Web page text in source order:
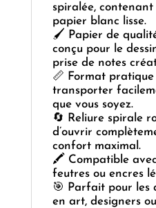
spiralée,
papier blanc lisse.
🖌️ Papier de
conçu pour le
prise de notes
📏 Format
transporter
que vous soyez.
🔄 Reliure spirale
d’ouvrir
confort maximal.
🖍️ Compatible
feutres ou encres
🎯 Parfait pour les
en art, designers